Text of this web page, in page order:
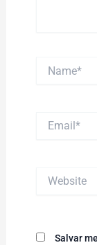
Salvar